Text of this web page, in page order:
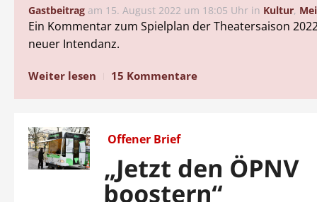
Gastbeitrag am 15. August 2022 um 18:05 Uhr in Kultur,
Ein Kommentar zum Spielplan der Theatersaison
neuer Intendanz.
Weiter lesen 15 Kommentare
Offener Brief
„Jetzt den ÖPNV
boostern“